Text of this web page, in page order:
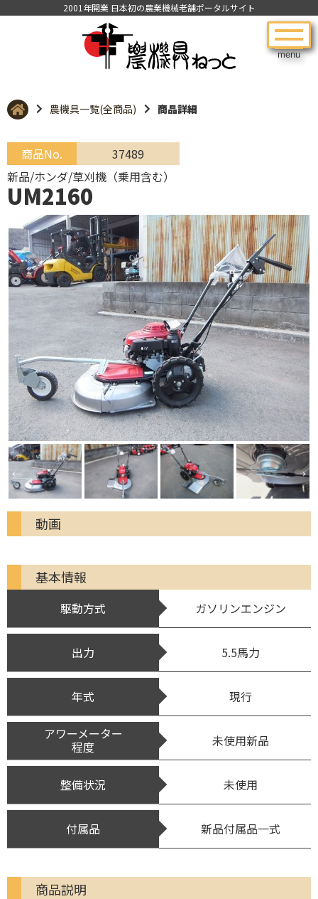
menu
2001年開業 日本初の農業機械老舗ポータルサイト
農機具一覧(全商品) 商品詳細
商品No.
37489
新品/ホンダ/草刈機（乗用含む）
UM2160
動画
基本情報
駆動方式 ガソリンエンジン
出力 5.5馬力
年式 現行
アワーメーター
程度 未使用新品
整備状況 未使用
付属品 新品付属品一式
商品説明